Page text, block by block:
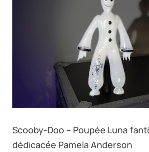
Scooby-Doo – Poupée Luna
dédicacée Pamela Anderson